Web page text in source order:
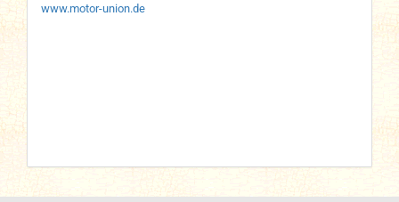
www.motor-union.de